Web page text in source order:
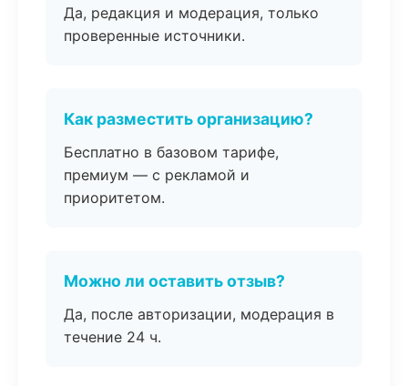
Да, редакция и модерация, только
проверенные источники.
Как разместить организацию?
Бесплатно в базовом тарифе,
премиум — с рекламой и
приоритетом.
Можно ли оставить отзыв?
Да, после авторизации, модерация в
течение 24 ч.